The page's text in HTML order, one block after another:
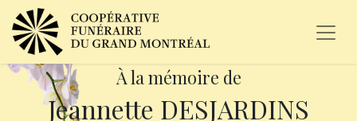
À la mémoire de
Jeannette DESJARDINS